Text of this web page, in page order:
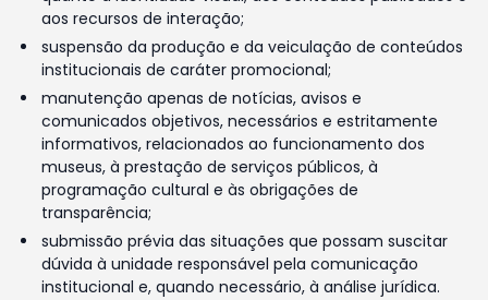
aos recursos de interação;
suspensão da produção e da veiculação de conteúdos
institucionais de caráter promocional;
manutenção apenas de notícias, avisos e
comunicados objetivos, necessários e estritamente
informativos, relacionados ao funcionamento dos
museus, à prestação de serviços públicos, à
programação cultural e às obrigações de
transparência;
submissão prévia das situações que possam suscitar
dúvida à unidade responsável pela comunicação
institucional e, quando necessário, à análise jurídica.